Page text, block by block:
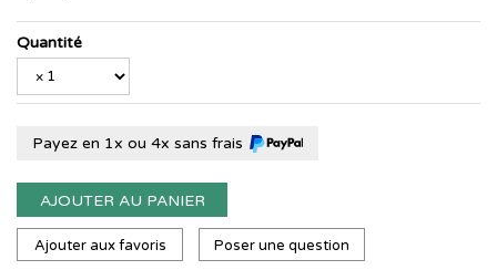
Quantité
Payez en 1x ou 4x sans frais
AJOUTER AU PANIER
Ajouter aux favoris Poser une question